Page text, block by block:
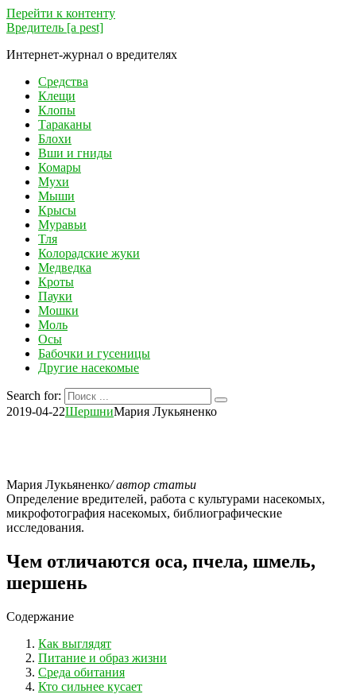
Перейти к контенту
Вредитель [a pest]
Интернет-журнал о вредителях
Средства
Клещи
Клопы
Тараканы
Блохи
Вши и гниды
Комары
Мухи
Мыши
Крысы
Муравьи
Тля
Колорадские жуки
Медведка
Кроты
Пауки
Мошки
Моль
Осы
Бабочки и гусеницы
Другие насекомые
Search for:
2019-04-22ШершниМария Лукьяненко
Мария Лукьяненко/ автор статьи
Определение вредителей, работа с культурами насекомых,
микрофотография насекомых, библиографические
исследования.
Чем отличаются оса, пчела, шмель,
шершень
Содержание
Как выглядят
Питание и образ жизни
Среда обитания
Кто сильнее кусает